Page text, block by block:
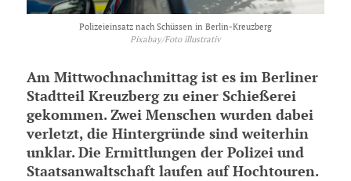
Polizeieinsatz nach Schüssen in Berlin-Kreuzberg
Pixabay/Foto illustrativ
Am Mittwochnachmittag ist es im Berliner
Stadtteil Kreuzberg zu einer Schießerei
gekommen. Zwei Menschen wurden dabei
verletzt, die Hintergründe sind weiterhin
unklar. Die Ermittlungen der Polizei und
Staatsanwaltschaft laufen auf Hochtouren.